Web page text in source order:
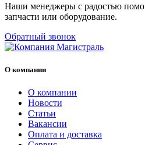
Наши менеджеры с радостью
запчасти или оборудование.
Обратный звонок
О компании
О компании
Новости
Статьи
Вакансии
Оплата и доставка